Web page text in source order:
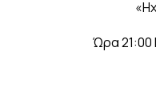
Ώρα 21:00